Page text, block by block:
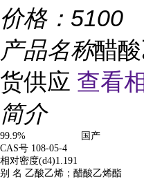
价格： 5100
产品名称醋
货供应 查看
简介
99.9% 国产
CAS号 108-05-4 中文
相对密度(d4)1.191 英文
别 名 乙酸乙烯；醋酸乙烯酯